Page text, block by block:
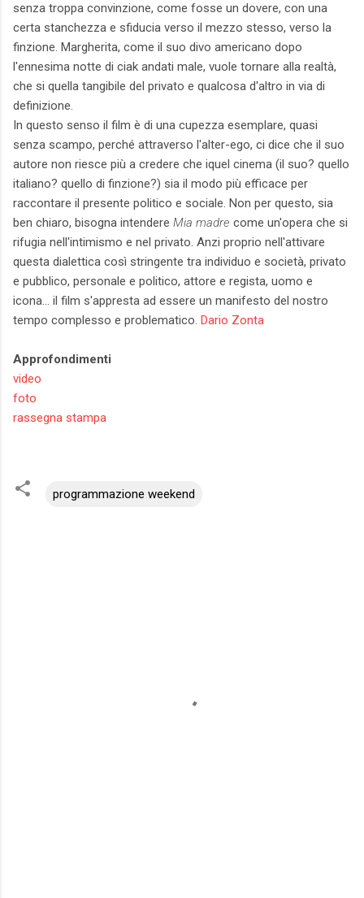
senza troppa convinzione, come fosse un dovere, con una
certa stanchezza e sfiducia verso il mezzo stesso, verso la
finzione. Margherita, come il suo divo americano dopo
l'ennesima notte di ciak andati male, vuole tornare alla realtà,
che si quella tangibile del privato e qualcosa d'altro in via di
definizione.
In questo senso il film è di una cupezza esemplare, quasi
senza scampo, perché attraverso l'alter-ego, ci dice che il suo
autore non riesce più a credere che iquel cinema (il suo? quello
italiano? quello di finzione?) sia il modo più efficace per
raccontare il presente politico e sociale. Non per questo, sia
ben chiaro, bisogna intendere Mia madre come un'opera che si
rifugia nell'intimismo e nel privato. Anzi proprio nell'attivare
questa dialettica così stringente tra individuo e società, privato
e pubblico, personale e politico, attore e regista, uomo e
icona... il film s'appresta ad essere un manifesto del nostro
tempo complesso e problematico. Dario Zonta
Approfondimenti
video
foto
rassegna stampa
programmazione weekend